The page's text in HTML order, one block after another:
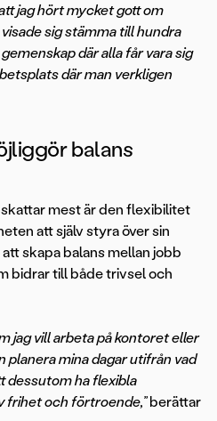
jag hört mycket gott om
sig stämma till hundra
där alla får vara sig
där man verkligen
balans
mest är den flexibilitet
att själv styra över sin
skapa balans mellan jobb
bidrar till både trivsel och
jag vill arbeta på kontoret eller
planera mina dagar utifrån vad
dessutom ha flexibla
frihet och förtroende,”berättar